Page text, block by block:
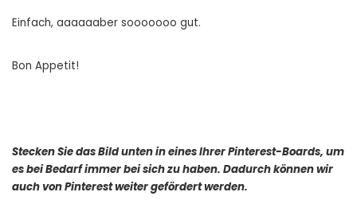
Einfach, aaaaaaber sooooooo gut.
Bon Appetit!
Stecken Sie das Bild unten in eines Ihrer Pinterest-Boards, um
es bei Bedarf immer bei sich zu haben. Dadurch können wir
auch von Pinterest weiter gefördert werden.